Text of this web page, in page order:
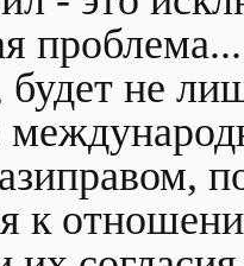
проблема...
будет не
к